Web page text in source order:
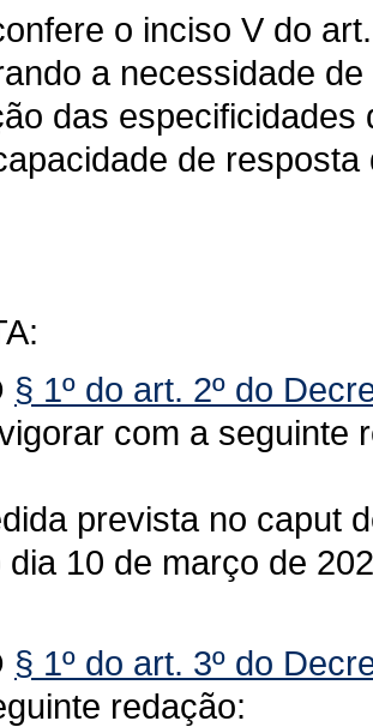
o inciso V do
a necessidade
das
de
§ 1º do art. 2º do
com a seguinte
prevista no caput
dia 10 de março de
§ 1º do art. 3º do
redação: